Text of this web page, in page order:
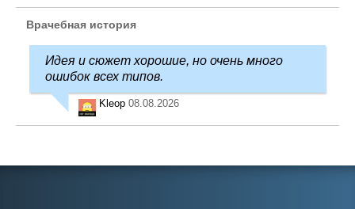
Врачебная история
Идея и сюжет хорошие, но очень много
ошибок всех типов.
Kleop 08.08.2026